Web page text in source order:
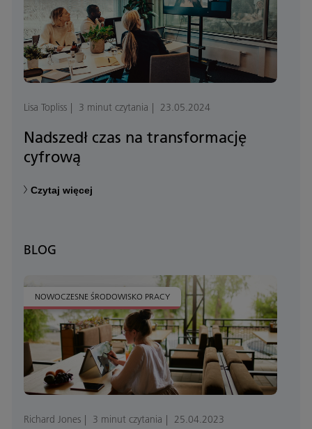
Lisa Topliss 3 minut czytania 23.05.2024
Nadszedł czas na transformację
cyfrową
Czytaj więcej
BLOG
NOWOCZESNE ŚRODOWISKO PRACY
Richard Jones 3 minut czytania 25.04.2023